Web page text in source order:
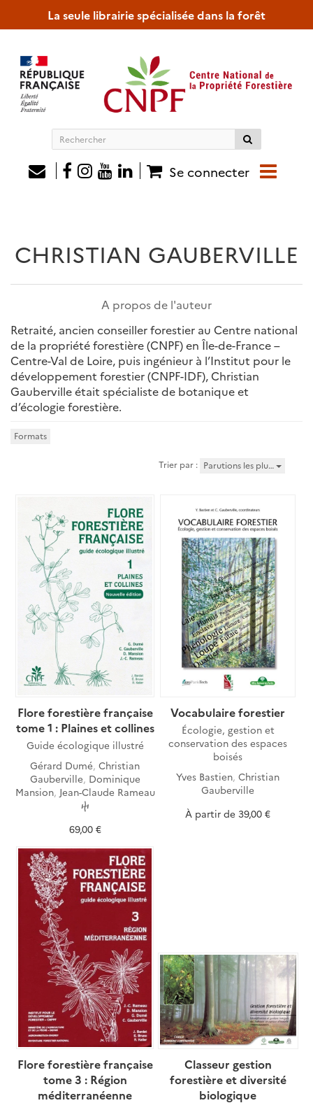
La seule librairie spécialisée dans la forêt
Rechercher
siteSe connecter
CHRISTIAN GAUBERVILLE
A propos de l'auteur
Retraité, ancien conseiller forestier au Centre national
de la propriété forestière (CNPF) en Île-de-France –
Centre-Val de Loire, puis ingénieur à l’Institut pour le
développement forestier (CNPF-IDF), Christian
Gauberville était spécialiste de botanique et
d’écologie forestière.
Formats
Trier par : Parutions les plu…
Flore forestière française
tome 1 : Plaines et collines
Guide écologique illustré
Gérard Dumé,Christian
Gauberville, Dominique
Mansion, Jean-Claude Rameau
ⴕ
69,00 €
Vocabulaire forestier
Écologie, gestion et
conservation des espaces
boisés
Yves Bastien,Christian
Gauberville
À partir de39,00 €
Flore forestière française
tome 3 : Région
méditerranéenne
Classeur gestion
forestière et diversité
biologique